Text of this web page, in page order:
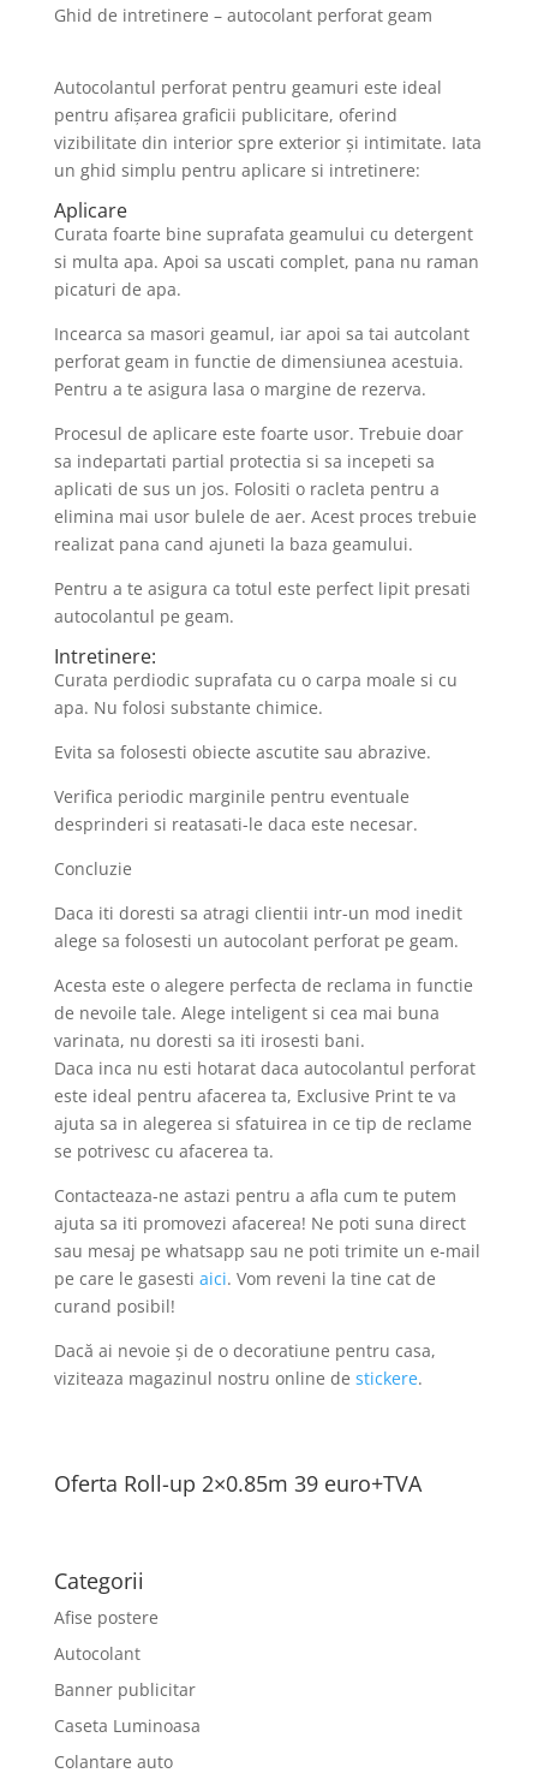
Ghid de intretinere – autocolant perforat geam
Autocolantul perforat pentru geamuri este ideal
pentru afișarea graficii publicitare, oferind
vizibilitate din interior spre exterior și intimitate. Iata
un ghid simplu pentru aplicare si intretinere:
Aplicare
Curata foarte bine suprafata geamului cu detergent
si multa apa. Apoi sa uscati complet, pana nu raman
picaturi de apa.
Incearca sa masori geamul, iar apoi sa tai autcolant
perforat geam in functie de dimensiunea acestuia.
Pentru a te asigura lasa o margine de rezerva.
Procesul de aplicare este foarte usor. Trebuie doar
sa indepartati partial protectia si sa incepeti sa
aplicati de sus un jos. Folositi o racleta pentru a
elimina mai usor bulele de aer. Acest proces trebuie
realizat pana cand ajuneti la baza geamului.
Pentru a te asigura ca totul este perfect lipit presati
autocolantul pe geam.
Intretinere:
Curata perdiodic suprafata cu o carpa moale si cu
apa. Nu folosi substante chimice.
Evita sa folosesti obiecte ascutite sau abrazive.
Verifica periodic marginile pentru eventuale
desprinderi si reatasati-le daca este necesar.
Concluzie
Daca iti doresti sa atragi clientii intr-un mod inedit
alege sa folosesti un autocolant perforat pe geam.
Acesta este o alegere perfecta de reclama in functie
de nevoile tale. Alege inteligent si cea mai buna
varinata, nu doresti sa iti irosesti bani.
Daca inca nu esti hotarat daca autocolantul perforat
este ideal pentru afacerea ta, Exclusive Print te va
ajuta sa in alegerea si sfatuirea in ce tip de reclame
se potrivesc cu afacerea ta.
Contacteaza-ne astazi pentru a afla cum te putem
ajuta sa iti promovezi afacerea! Ne poti suna direct
sau mesaj pe whatsapp sau ne poti trimite un e-mail
pe care le gasesti aici. Vom reveni la tine cat de
curand posibil!
Dacă ai nevoie și de o decoratiune pentru casa,
viziteaza magazinul nostru online de stickere.
Oferta Roll-up 2×0.85m 39 euro+TVA
Categorii
Afise postere
Autocolant
Banner publicitar
Caseta Luminoasa
Colantare auto